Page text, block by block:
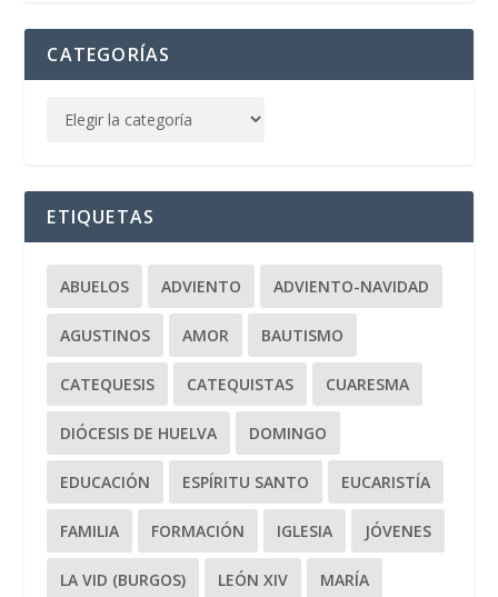
CATEGORÍAS
ETIQUETAS
ABUELOS ADVIENTO ADVIENTO-NAVIDAD
AGUSTINOS AMOR BAUTISMO
CATEQUESIS CATEQUISTAS CUARESMA
DIÓCESIS DE HUELVA DOMINGO
EDUCACIÓN ESPÍRITU SANTO EUCARISTÍA
FAMILIA FORMACIÓN IGLESIA JÓVENES
LA VID (BURGOS) LEÓN XIV MARÍA